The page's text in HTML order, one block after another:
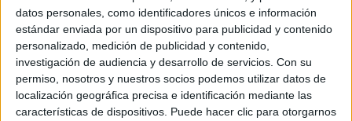
datos personales, como identificadores únicos e información
estándar enviada por un dispositivo para publicidad y contenido
personalizado, medición de publicidad y contenido,
investigación de audiencia y desarrollo de servicios. Con su
permiso, nosotros y nuestros socios podemos utilizar datos de
localización geográfica precisa e identificación mediante las
características de dispositivos. Puede hacer clic para otorgarnos
ese hilo de esperanza de un reencuentro. Los parientes de
Mustafa Majtit se aferran a lo más mínimo para poder
afrontar las difíciles horas que pasan sin tener noticias de
éltras una repentina desapariciónque incluso lo pudo
haber arrastrado hasta Ceuta.